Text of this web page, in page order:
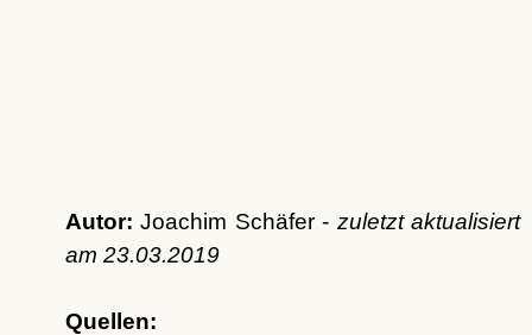
Autor: Joachim Schäfer - zuletzt aktualisiert
am 23.03.2019
Quellen: